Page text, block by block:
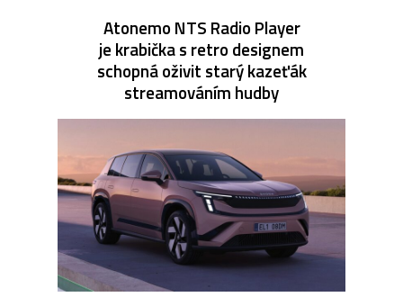
Atonemo NTS Radio Player
je krabička s retro designem
schopná oživit starý kazeťák
streamováním hudby